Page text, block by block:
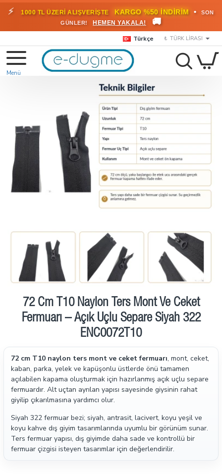
⚡ 1000 TL ÜZERİ ALIŞVERİŞTE KARGO %50 İNDİRİM •
SON
GÜNLER!
HEMEN YAKALA! 🚚
Türkçe ₺ TÜRK LIRASI
72 Cm T10 Naylon Ters Mont Ve Ceket
Fermuarı – Açık Uçlu Separe Siyah 322
ENC0072T10
72 cm T10 naylon ters mont ve ceket fermuarı, mont, ceket,
kaban, parka, yelek ve kapüşonlu üstlerde önü tamamen
açılabilen kapama oluşturmak için hazırlanmış açık uçlu separe
fermuardır. Alt uçtan ayrılan yapısı sayesinde giysinin rahat
giyilip çıkarılmasına yardımcı olur.
Siyah 322 fermuar bezi; siyah, antrasit, lacivert, koyu yeşil ve
koyu kahve dış giyim tasarımlarında uyumlu bir görünüm sunar.
Ters fermuar yapısı, dış giyimde daha sade ve kontrollü bir
fermuar çizgisi isteyen tasarımlar için değerlendirilir.